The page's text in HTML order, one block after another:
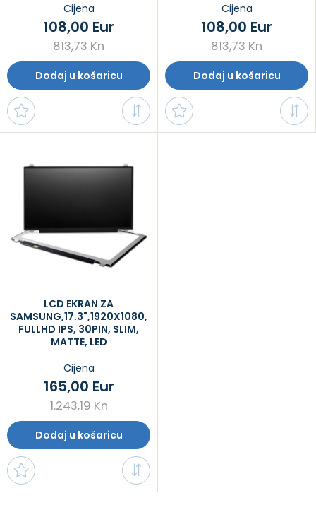
Cijena
813,73 Kn
108,00 Eur
Dodaj u košaricu
Cijena
813,73 Kn
108,00 Eur
Dodaj u košaricu
LCD EKRAN ZA
SAMSUNG,17.3",1920X1080,
FULLHD IPS, 30PIN, SLIM,
MATTE, LED
Cijena
1.243,19 Kn
165,00 Eur
Dodaj u košaricu